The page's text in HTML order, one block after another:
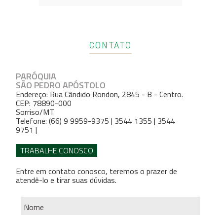
CONTATO
PARÓQUIA
SÃO PEDRO APÓSTOLO
Endereço: Rua Cândido Rondon, 2845 - B - Centro.
CEP: 78890-000
Sorriso/MT
Telefone: (66) 9 9959-9375 | 3544 1355 | 3544
9751 |
TRABALHE CONOSCO
Entre em contato conosco, teremos o prazer de
atendê-lo e tirar suas dúvidas.